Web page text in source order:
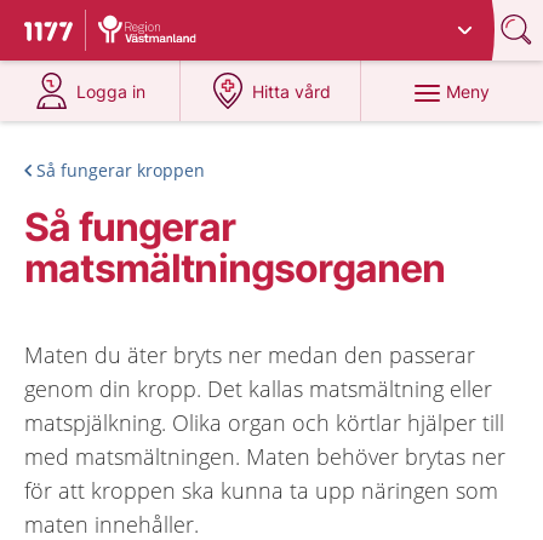
Till startsidan för 1177
Du har valt region
Logga in
på 1177.se
Hitta vård
på 1177.se
Meny
Så fungerar kroppen
Så fungerar
matsmältningsorganen
Maten du äter bryts ner medan den passerar
genom din kropp. Det kallas matsmältning eller
matspjälkning. Olika organ och körtlar hjälper till
med matsmältningen. Maten behöver brytas ner
för att kroppen ska kunna ta upp näringen som
maten innehåller.